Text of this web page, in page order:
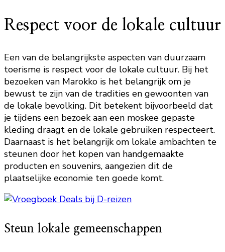
Respect voor de lokale cultuur
Een van de belangrijkste aspecten van duurzaam
toerisme is respect voor de lokale cultuur. Bij het
bezoeken van Marokko is het belangrijk om je
bewust te zijn van de tradities en gewoonten van
de lokale bevolking. Dit betekent bijvoorbeeld dat
je tijdens een bezoek aan een moskee gepaste
kleding draagt en de lokale gebruiken respecteert.
Daarnaast is het belangrijk om lokale ambachten te
steunen door het kopen van handgemaakte
producten en souvenirs, aangezien dit de
plaatselijke economie ten goede komt.
Steun lokale gemeenschappen